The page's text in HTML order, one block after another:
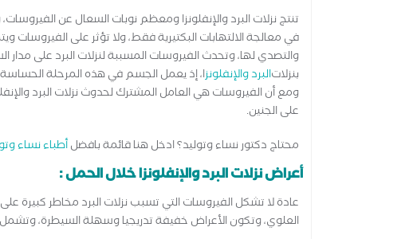
تنتج نزلات البرد والإنفلونزا ومعظم نوبات السعال عن
في معالجة الالتهابات البكتيرية فقط، ولا تؤثر على
والتصدي لها، وتحدث الفيروسات المسببة لنزلات البرد على مدار
بنزلاتالبرد والإنفلونزا، إذ يعمل الجسم في هذه المرحلة
ومع أن الفيروسات هي العامل المشترك لحدوث نزلات البرد
على الجنين.
محتاج دكتور نساء وتوليد؟ ادخل هنا قائمة بافضلأطباء نساء
أعراض نزلات البرد والإنفلونزا خلال الحمل :
عادة لا تشكل الفيروسات التي تسبب نزلات البرد مخاطر كبيرة على
العلوي، وتكون الأعراض خفيفة تدريجيا وسهلة السيطرة،